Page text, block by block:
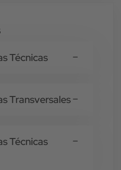
Técnicas
Transversales
Técnicas